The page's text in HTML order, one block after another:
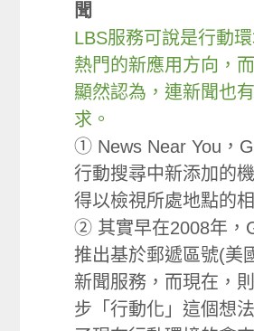
聞
LBS服務可說是行動
熱門的新應用方向，
顯然認為，連新聞也
求。
① News Near You，
行動搜尋中新添加的
得以檢視所處地點的
② 其實早在2008年，
推出基於郵遞區號(美
新聞服務，而現在，
步「行動化」這個想